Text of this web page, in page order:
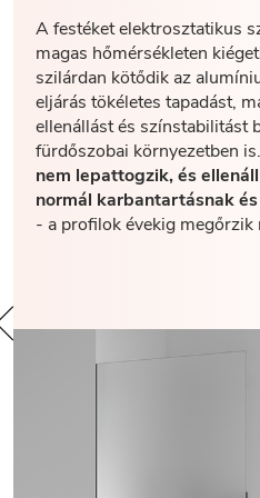
A festéket elektrosztatikus
magas hőmérsékleten
szilárdan kötődik az
eljárás tökéletes tapadást,
ellenállást és színstabilitást
fürdőszobai környezetben is.
nem lepattogzik, és
normál karbantartásnak
- a profilok évekig megőrzik